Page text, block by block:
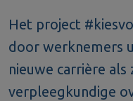
Het project
door werknemers
nieuwe carrière
verpleegkundige